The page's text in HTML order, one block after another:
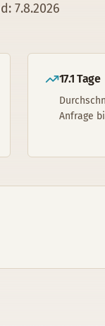
7.8.2026
17.1 Tage
Anfrage